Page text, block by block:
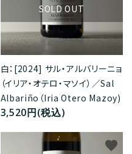
SOLD OUT
白：[2024] サル・アルバリーニョ
（イリア・オテロ・マソイ）／Sal
Albariño（Iria Otero Mazoy)
3,520円(税込)
favorite